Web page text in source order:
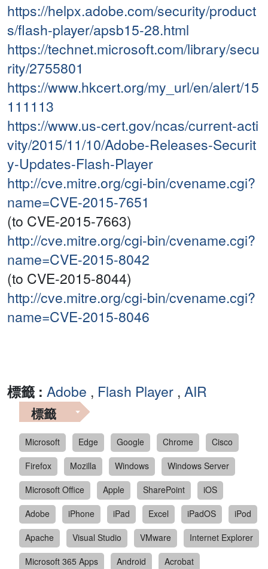
https://helpx.adobe.com/security/product
s/flash-player/apsb15-28.html
https://technet.microsoft.com/library/secu
rity/2755801
https://www.hkcert.org/my_url/en/alert/15
111113
https://www.us-cert.gov/ncas/current-acti
vity/2015/11/10/Adobe-Releases-Securit
y-Updates-Flash-Player
http://cve.mitre.org/cgi-bin/cvename.cgi?
name=CVE-2015-7651
(to CVE-2015-7663)
http://cve.mitre.org/cgi-bin/cvename.cgi?
name=CVE-2015-8042
(to CVE-2015-8044)
http://cve.mitre.org/cgi-bin/cvename.cgi?
name=CVE-2015-8046
標籤 : Adobe , Flash Player , AIR
標籤
Microsoft Edge Google Chrome
Cisco
Firefox
Mozilla Windows
Windows Server
Microsoft Office
Apple SharePoint
iOS
Adobe
iPhone iPad Excel iPadOS
iPod
Apache
Visual Studio VMware
Internet Explorer
Microsoft 365 Apps
Android
Acrobat